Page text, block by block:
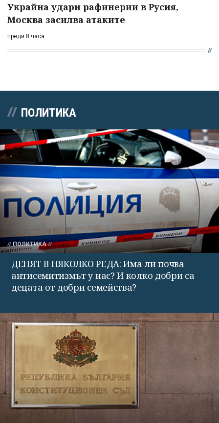
Украйна удари рафинерии в Русия,
Москва засилва атаките
преди 8 часа
ПОЛИТИКА
ПОЛИТИКА
ДЕНЯТ В НЯКОЛКО РЕДА: Има ли почва
антисемитизмът у нас? И колко добри са
децата от добри семейства?